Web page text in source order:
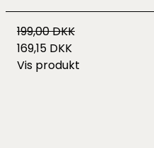
199,00 DKK
169,15 DKK
Vis produkt